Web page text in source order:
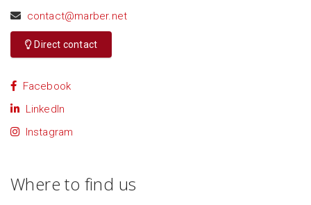
contact@marber.net
Direct contact
Facebook
LinkedIn
Instagram
Where to find us